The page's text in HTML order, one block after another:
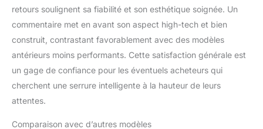
retours soulignent sa fiabilité et son esthétique soignée. Un
commentaire met en avant son aspect high-tech et bien
construit, contrastant favorablement avec des modèles
antérieurs moins performants. Cette satisfaction générale est
un gage de confiance pour les éventuels acheteurs qui
cherchent une serrure intelligente à la hauteur de leurs
attentes.
Comparaison avec d’autres modèles